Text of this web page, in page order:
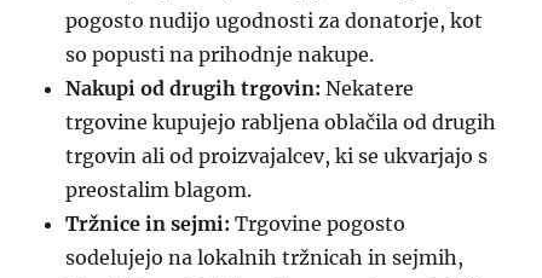
pogosto nudijo ugodnosti za donatorje, kot
so popusti na prihodnje nakupe.
Nakupi od drugih trgovin: Nekatere
trgovine kupujejo rabljena oblačila od drugih
trgovin ali od proizvajalcev, ki se ukvarjajo s
preostalim blagom.
Tržnice in sejmi: Trgovine pogosto
sodelujejo na lokalnih tržnicah in sejmih,